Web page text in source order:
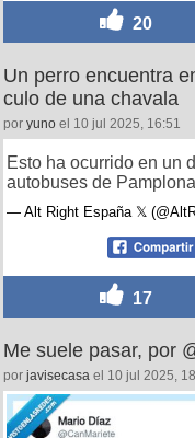
20
Un perro encuentra
culo de una chavala
por yuno el 10 jul 2025, 16:51
Esto ha ocurrido en un
autobuses de
— Alt Right España 𝕏
17
Me suele pasar, por
por javisecasa el 10 jul 2025,